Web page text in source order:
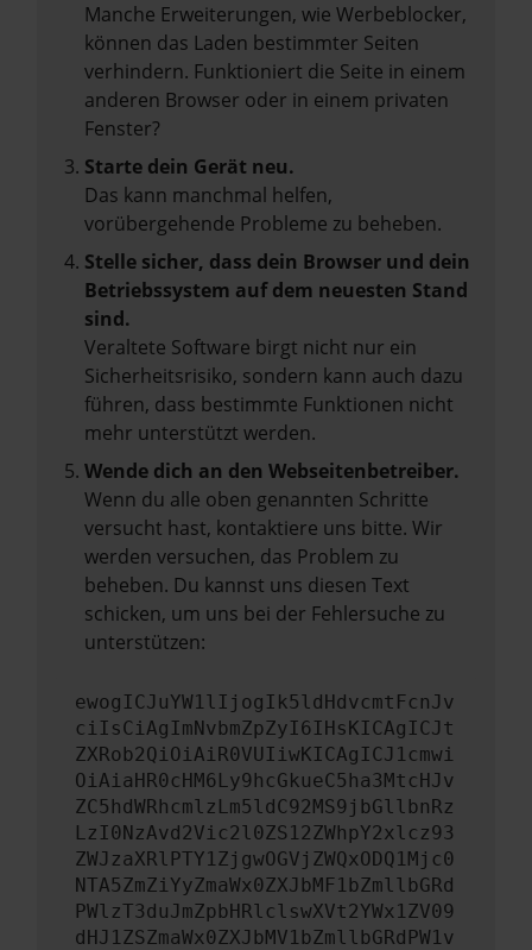
Manche Erweiterungen, wie Werbeblocker,
können das Laden bestimmter Seiten
verhindern. Funktioniert die Seite in einem
anderen Browser oder in einem privaten
Fenster?
Starte dein Gerät neu.
Das kann manchmal helfen,
vorübergehende Probleme zu beheben.
Stelle sicher, dass dein Browser und dein
Betriebssystem auf dem neuesten Stand
sind.
Veraltete Software birgt nicht nur ein
Sicherheitsrisiko, sondern kann auch dazu
führen, dass bestimmte Funktionen nicht
mehr unterstützt werden.
Wende dich an den Webseitenbetreiber.
Wenn du alle oben genannten Schritte
versucht hast, kontaktiere uns bitte. Wir
werden versuchen, das Problem zu
beheben. Du kannst uns diesen Text
schicken, um uns bei der Fehlersuche zu
unterstützen:
ewogICJuYW1lIjogIk5ldHdvcmtFcnJv
ciIsCiAgImNvbmZpZyI6IHsKICAgICJt
ZXRob2QiOiAiR0VUIiwKICAgICJ1cmwi
OiAiaHR0cHM6Ly9hcGkueC5ha3MtcHJv
ZC5hdWRhcmlzLm5ldC92MS9jbGllbnRz
LzI0NzAvd2Vic2l0ZS12ZWhpY2xlcz93
ZWJzaXRlPTY1ZjgwOGVjZWQxODQ1Mjc0
NTA5ZmZiYyZmaWx0ZXJbMF1bZmllbGRd
PWlzT3duJmZpbHRlclswXVt2YWx1ZV09
dHJ1ZSZmaWx0ZXJbMV1bZmllbGRdPW1v